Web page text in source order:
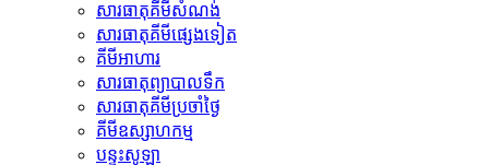
សារធាតុគីមីសំណង់
សារធាតុគីមីផ្សេងទៀត
គីមីអាហារ
សារធាតុព្យាបាលទឹក
សារធាតុគីមីប្រចាំថ្ងៃ
គីមីឧស្សាហកម្ម
បន្ទះសូឡា